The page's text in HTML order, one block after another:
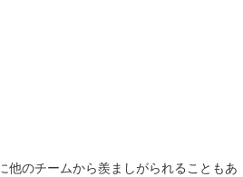
他のチームから羨ましがられることもあ